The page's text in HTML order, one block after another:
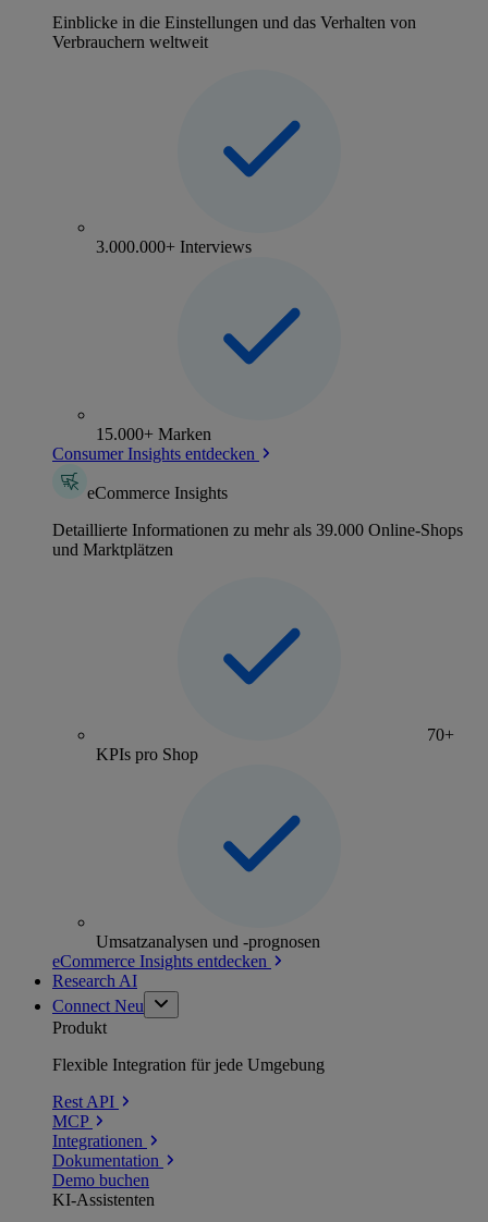
Einblicke in die Einstellungen und das Verhalten von
Verbrauchern weltweit
3.000.000+ Interviews
15.000+ Marken
Consumer Insights entdecken
eCommerce Insights
Detaillierte Informationen zu mehr als 39.000 Online-Shops
und Marktplätzen
70+
KPIs pro Shop
Umsatzanalysen und -prognosen
eCommerce Insights entdecken
Research AI
Connect Neu
Produkt
Flexible Integration für jede Umgebung
Rest API
MCP
Integrationen
Dokumentation
Demo buchen
KI-Assistenten